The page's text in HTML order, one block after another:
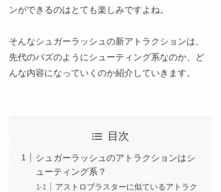
ンができるのはとても楽しみですよね。
そんなシュガーラッシュの新アトラクションは、
先代のバズのようにシューティング系なのか、ど
んな内容になっていくのか紹介していきます。
目次
シュガーラッシュのアトラクションはシ
ューティング系？
アストロブラスターに似ているアトラク